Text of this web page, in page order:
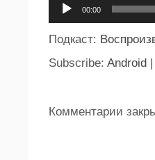
00:00
Подкаст:
Subscribe: Android |
Комментарии